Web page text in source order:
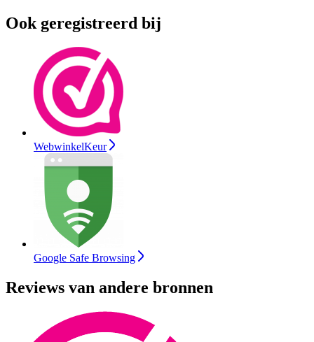
Ook geregistreerd bij
WebwinkelKeur
Google Safe Browsing
Reviews van andere bronnen